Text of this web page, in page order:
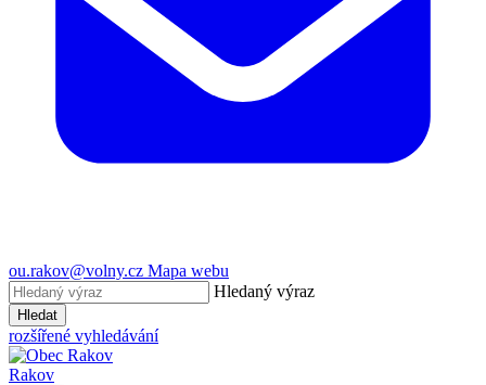
ou.rakov@volny.cz Mapa webu
Hledaný výraz
Hledat
rozšířené vyhledávání
Rakov